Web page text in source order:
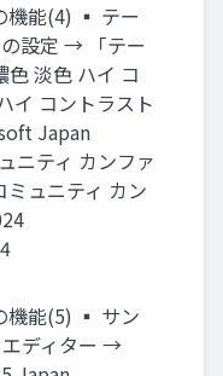
機能(4) ▪ テー
設定 → 「テー
淡色 ハイ コ
イ コントラスト
Japan
ニティ カンファ
ミュニティ カン
機能(5) ▪ サン
エディター →